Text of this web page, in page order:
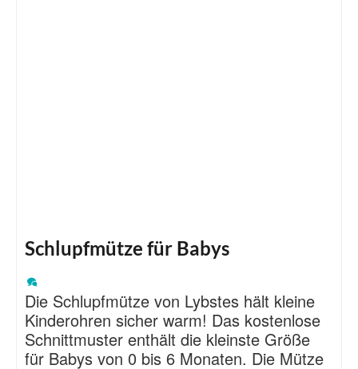
Schlupfmütze für Babys
Die Schlupfmütze von Lybstes hält kleine
Kinderohren sicher warm! Das kostenlose
Schnittmuster enthält die kleinste Größe
für Babys von 0 bis 6 Monaten. Die Mütze